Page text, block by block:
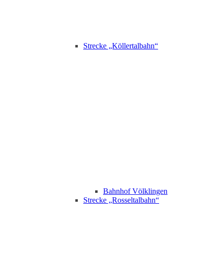
Strecke „Köllertalbahn“
Bahnhof Völklingen
Strecke „Rosseltalbahn“